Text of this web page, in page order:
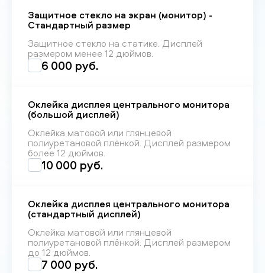
Защитное стекло на экран (монитор) -
Стандартный размер
Защитное стекло на статике. Дисплей
размером менее 12 дюймов.
6 000 руб.
Оклейка дисплея центрального монитора
(большой дисплей)
Оклейка матовой или глянцевой
полиуретановой плёнкой. Дисплей размером
более 12 дюймов.
10 000 руб.
Оклейка дисплея центрального монитора
(стандартный дисплей)
Оклейка матовой или глянцевой
полиуретановой плёнкой. Дисплей размером
до 12 дюймов.
7 000 руб.